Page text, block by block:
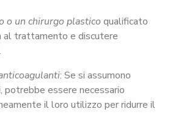
o un chirurgo plastico qualificato
al trattamento e discutere
: Se si assumono
potrebbe essere necessario
il loro utilizzo per ridurre il